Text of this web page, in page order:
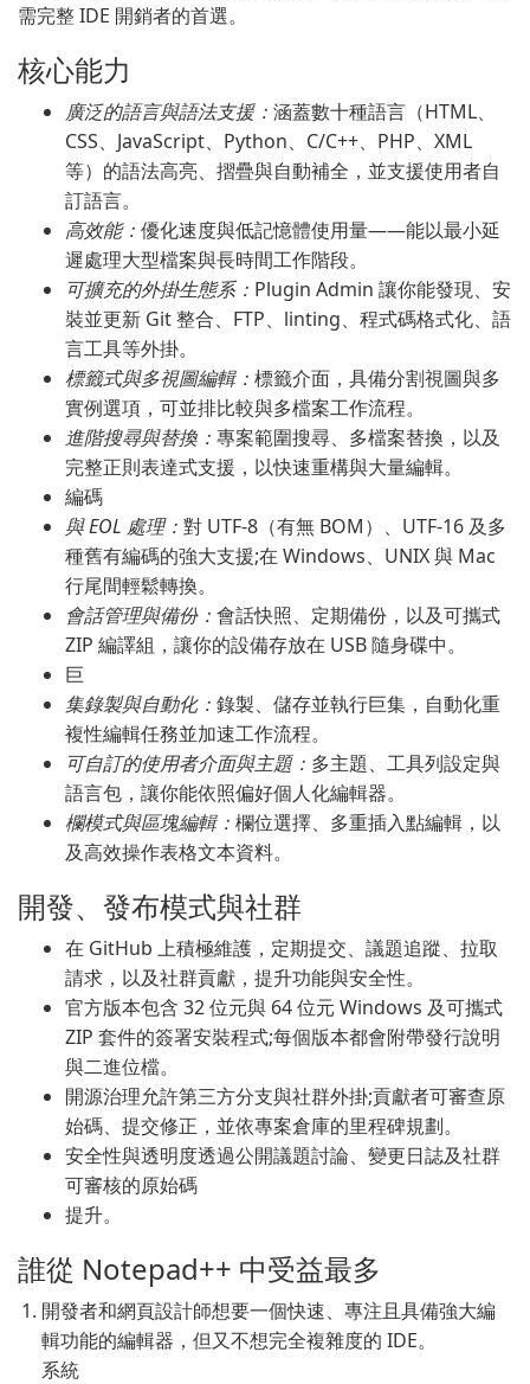
需完整 IDE 開銷者的首選。
核心能力
廣泛的語言與語法支援： 涵蓋數十種語言（HTML、
CSS、JavaScript、Python、C/C++、PHP、XML
等）的語法高亮、摺疊與自動補全，並支援使用者自
訂語言。
高效能： 優化速度與低記憶體使用量——能以最小延
遲處理大型檔案與長時間工作階段。
可擴充的外掛生態系： Plugin Admin 讓你能發現、安
裝並更新 Git 整合、FTP、linting、程式碼格式化、語
言工具等外掛。
標籤式與多視圖編輯： 標籤介面，具備分割視圖與多
實例選項，可並排比較與多檔案工作流程。
進階搜尋與替換： 專案範圍搜尋、多檔案替換，以及
完整正則表達式支援，以快速重構與大量編輯。
編碼
與 EOL 處理： 對 UTF-8（有無 BOM）、UTF-16 及多
種舊有編碼的強大支援;在 Windows、UNIX 與 Mac
行尾間輕鬆轉換。
會話管理與備份： 會話快照、定期備份，以及可攜式
ZIP 編譯組，讓你的設備存放在 USB 隨身碟中。
巨
集錄製與自動化： 錄製、儲存並執行巨集，自動化重
複性編輯任務並加速工作流程。
可自訂的使用者介面與主題： 多主題、工具列設定與
語言包，讓你能依照偏好個人化編輯器。
欄模式與區塊編輯： 欄位選擇、多重插入點編輯，以
及高效操作表格文本資料。
開發、發布模式與社群
在 GitHub 上積極維護，定期提交、議題追蹤、拉取
請求，以及社群貢獻，提升功能與安全性。
官方版本包含 32 位元與 64 位元 Windows 及可攜式
ZIP 套件的簽署安裝程式;每個版本都會附帶發行說明
與二進位檔。
開源治理允許第三方分支與社群外掛;貢獻者可審查原
始碼、提交修正，並依專案倉庫的里程碑規劃。
安全性與透明度透過公開議題討論、變更日誌及社群
可審核的原始碼
提升。
誰從 Notepad++ 中受益最多
開發者和網頁設計師想要一個快速、專注且具備強大編
輯功能的編輯器，但又不想完全複雜度的 IDE。
系統